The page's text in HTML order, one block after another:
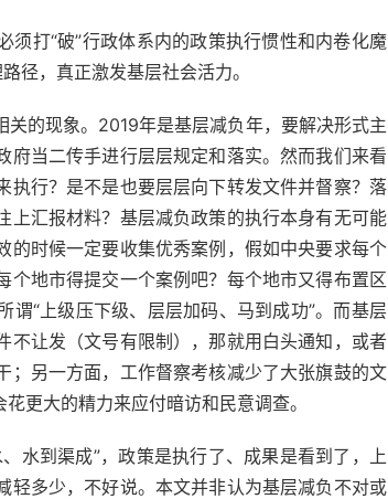
打“破”行政体系内的政策执行惯性和内卷化魔
径，真正激发基层社会活力。
的现象。2019年是基层减负年，要解决形式主
当二传手进行层层规定和落实。然而我们来看
行？是不是也要层层向下转发文件并督察？落
上汇报材料？基层减负政策的执行本身有无可能
时候一定要收集优秀案例，假如中央要求每个
地市得提交一个案例吧？每个地市又得布置区
“上级压下级、层层加码、马到成功”。而基层
不让发（文号有限制），那就用白头通知，或者
另一方面，工作督察考核减少了大张旗鼓的文
更大的精力来应付暗访和民意调查。
水到渠成”，政策是执行了、成果是看到了，上
多少，不好说。本文并非认为基层减负不对或